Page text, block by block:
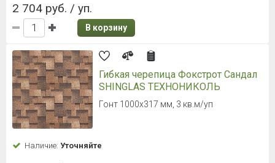
2 704 руб. / уп.
В корзину
Гибкая черепица Фокстрот Сандал
SHINGLAS ТЕХНОНИКОЛЬ
Гонт 1000х317 мм, 3 кв.м/уп
Наличие: Уточняйте